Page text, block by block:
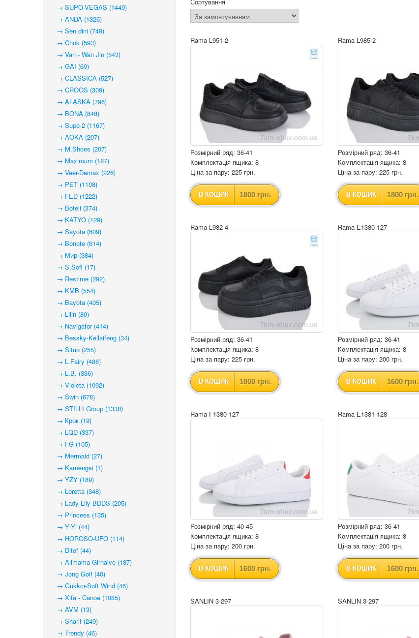
→ SUPO-VEGAS (1449)
→ ANDA (1326)
→ Sen.dini (749)
→ Chok (593)
→ Van - Wan Jin (543)
→ GAI (69)
→ CLASSICA (527)
→ CROOS (309)
→ ALASKA (796)
→ BONA (848)
→ Supo-2 (1167)
→ AOKA (207)
→ M.Shoes (207)
→ Maximum (187)
→ Veer-Demax (226)
→ PET (1108)
→ FED (1222)
→ Boteli (374)
→ KATYO (129)
→ Sayota (609)
→ Bonote (614)
→ Мир (384)
→ S.Sofi (17)
→ Restime (292)
→ KMB (554)
→ Bayota (405)
→ Lilin (80)
→ Navigator (414)
→ Bessky-Kellaifeng (34)
→ Situo (255)
→ L.Fairy (488)
→ L.B. (336)
→ Violeta (1092)
→ Swin (678)
→ STILLI Group (1338)
→ Крок (19)
→ LQD (337)
→ FG (105)
→ Mermaid (27)
→ Kamengsi (1)
→ YZY (189)
→ Loretta (348)
→ Lady Lily-BDDS (205)
→ Princess (135)
→ YiYi (44)
→ HOROSO-UFO (114)
→ Ditof (44)
→ Alimama-Girnaive (187)
→ Jong Golf (40)
→ Gukkcr-Soft Wind (46)
→ Xifa - Canoe (1085)
→ AVM (13)
→ Sharif (249)
→ Trendy (46)
Rama L951-2
Розмірний ряд: 36-41
Комплектація ящика: 8
Ціна за пару: 225 грн.
В КОШИК 1800 грн.
Rama L985-2
Розмірний ряд: 36-41
Комплектація ящика: 8
Ціна за пару: 225 грн.
В КОШИК 1800 грн.
Rama L982-4
Розмірний ряд: 36-41
Комплектація ящика: 8
Ціна за пару: 225 грн.
В КОШИК 1800 грн.
Rama E1380-127
Розмірний ряд: 36-41
Комплектація ящика: 8
Ціна за пару: 200 грн.
В КОШИК 1600 грн.
Rama F1380-127
Розмірний ряд: 40-45
Комплектація ящика: 8
Ціна за пару: 200 грн.
В КОШИК 1600 грн.
Rama E1381-128
Розмірний ряд: 36-41
Комплектація ящика: 8
Ціна за пару: 200 грн.
В КОШИК 1600 грн.
SANLIN 3-297 SANLIN 3-297